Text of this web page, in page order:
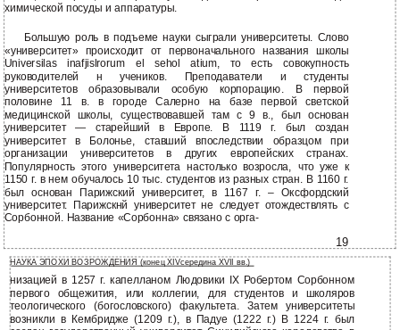
химической посуды и аппаратуры.
Большую роль в подъеме науки сыграли университеты. Слово
«университет» происходит от первоначального названия школы
Universilas inafjislrorum el sehol atium, то есть совокупность
руководителей н учеников. Преподаватели и студенты
университетов образовывали особую корпорацию. В первой
половине 11 в. в городе Салерно на базе первой светской
медицинской школы, существовавшей там с 9 в., был основан
университет — старейший в Европе. В 1119 г. был создан
университет в Болонье, ставший впоследствии образцом при
организации университетов в других европейских странах.
Популярность этого университета настолько возросла, что уже к
1150 г. в нем обучалось 10 тыс. студентов из разных стран. В 1160 г.
был основан Парижский университет, в 1167 г. – Оксфордский
университет. Парижскнй университет не следует отождествлять с
Сорбонной. Название «Сорбонна» связано с орга-
19
НАУКА ЭПОХИ ВОЗРОЖДЕНИЯ (конец XIVсередина XVII вв.)
низацией в 1257 г. капелланом Людовики IX Робертом Сорбонном
первого общежития, или коллегии, для студентов и школяров
теологического (богословского) факультета. Затем университеты
возникли в Кембридже (1209 г.), в Падуе (1222 г.) В 1224 г. был